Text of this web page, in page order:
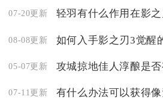
07-20更新 轻羽有什么作用在影之
08-08更新 如何入手影之刃3觉醒
05-07更新
07-11更新